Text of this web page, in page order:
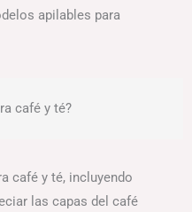
apilables para
café y té?
café y té, incluyendo
las capas del café